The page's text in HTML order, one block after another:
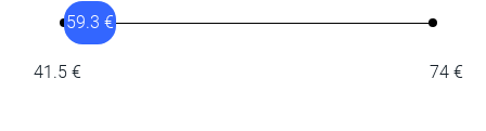
41.5 €
59.3 €
74 €